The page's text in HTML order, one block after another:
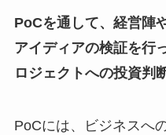
PoCを通して、経営陣
アイディアの検証を行
ロジェクトへの投資判
PoCには、ビジネスへ